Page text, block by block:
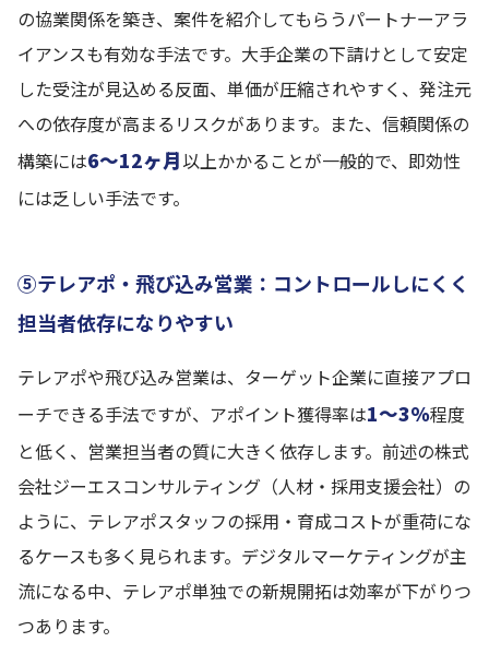
の協業関係を築き、案件を紹介してもらうパートナーアラ
イアンスも有効な手法です。大手企業の下請けとして安定
した受注が見込める反面、単価が圧縮されやすく、発注元
への依存度が高まるリスクがあります。また、信頼関係の
構築には6〜12ヶ月以上かかることが一般的で、即効性
には乏しい手法です。
⑤テレアポ・飛び込み営業：コントロールしにくく
担当者依存になりやすい
テレアポや飛び込み営業は、ターゲット企業に直接アプロ
ーチできる手法ですが、アポイント獲得率は1〜3%程度
と低く、営業担当者の質に大きく依存します。前述の株式
会社ジーエスコンサルティング（人材・採用支援会社）の
ように、テレアポスタッフの採用・育成コストが重荷にな
るケースも多く見られます。デジタルマーケティングが主
流になる中、テレアポ単独での新規開拓は効率が下がりつ
つあります。